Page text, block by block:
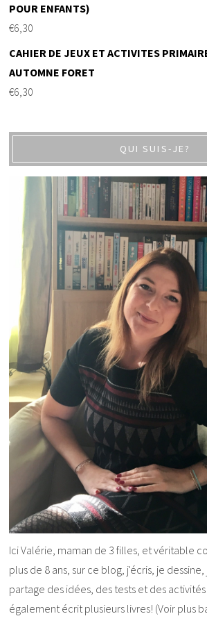
POUR ENFANTS)
€6,30
CAHIER DE JEUX ET ACTIVITES
AUTOMNE FORET
€6,30
QUI SUIS-JE?
Ici Valérie, maman de 3 filles, et véritable
plus de 8 ans, sur ce blog, j'écris, je
partage des idées, des tests et des
également écrit plusieurs livres! (Voir plus